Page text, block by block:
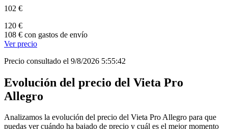
102 €
120 €
108 € con gastos de envío
Ver precio
Precio consultado el 9/8/2026 5:55:42
Evolución del precio del Vieta Pro
Allegro
Analizamos la evolución del precio del Vieta Pro Allegro para que
puedas ver cuándo ha bajado de precio y cuál es el mejor momento